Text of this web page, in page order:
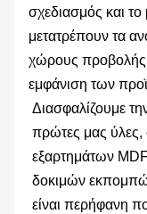
σχεδιασμός και
μετατρέπουν τα
χώρους προβολής,
εμφάνιση των
Διασφαλίζουμε
πρώτες μας
εξαρτημάτων
δοκιμών
είναι περήφανη